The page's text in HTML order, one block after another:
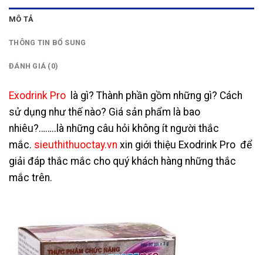
MÔ TẢ
THÔNG TIN BỔ SUNG
ĐÁNH GIÁ (0)
Exodrink Pro
là gì? Thành phần gồm những gì? Cách
sử dụng như thế nào? Giá sản phẩm là bao
nhiêu?……..là những câu hỏi không ít người thắc
mắc. sieuthithuoctay.vn xin giới thiệu Exodrink Pro để
giải đáp thắc mắc cho quý khách hàng những thắc
mắc trên.